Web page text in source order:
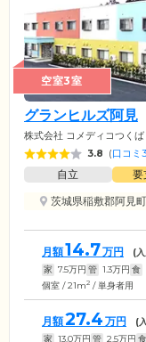
空室3室
グランヒルズ阿見
株式会社 コメディコつくば
3.8 (口コミ
自立 要
茨城県稲敷郡阿見
月額14.7万円 (
家 7.5万円 管 1.3万円 食
個室 / 21m2 / 単身者用
月額27.4 万円 (
家 13.0万円 管 2.5万円 食